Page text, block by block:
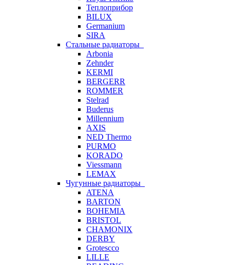
Теплоприбор
BILUX
Germanium
SIRA
Стальные радиаторы
Arbonia
Zehnder
KERMI
BERGERR
ROMMER
Stelrad
Buderus
Millennium
AXIS
NED Thermo
PURMO
KORADO
Viessmann
LEMAX
Чугунные радиаторы
ATENA
BARTON
BOHEMIA
BRISTOL
CHAMONIX
DERBY
Grotescco
LILLE